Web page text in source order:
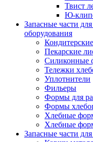
Твист
Ю-
Запасные части
оборудования
Пекарские
Силиконные
Тележки
Уплотнители
Фильеры
Формы для
Формы
Хлебные
Хлебные
Запасные части